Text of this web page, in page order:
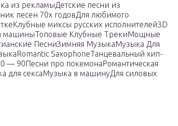
из рекламыДетские песни из
песен 70х годовДля любимого
миксы русских исполнителей3D
машиныТоповые Клубные ТрекиМощные
ПесниЗимняя МузыкаМузыка Для
SaxophoneТанцевальный хип-
— 90Песни про покемонаРомантическая
для сексаМузыка в машинуДля силовых